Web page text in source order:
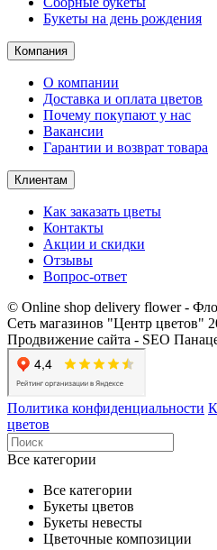
Букеты на день рождения
Компания
О компании
Доставка и оплата цветов
Почему покупают у нас
Вакансии
Гарантии и возврат товара
Клиентам
Как заказать цветы
Контакты​
Акции и скидки
Отзывы
Вопрос-ответ
© Online shop delivery flower -
Сеть магазинов "Центр цветов"
Продвижение сайта - SEO
Политика конфиденциальности
цветов
Все категории
Все категории
Букеты цветов
Букеты невесты
Цветочные композиции